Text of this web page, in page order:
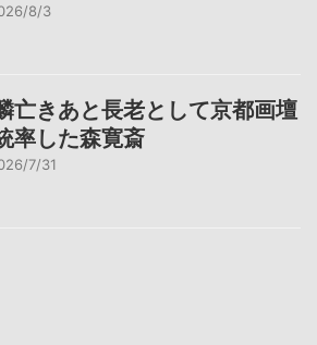
8/3
亡きあと長老として京都画壇
率した森寛斎
7/31